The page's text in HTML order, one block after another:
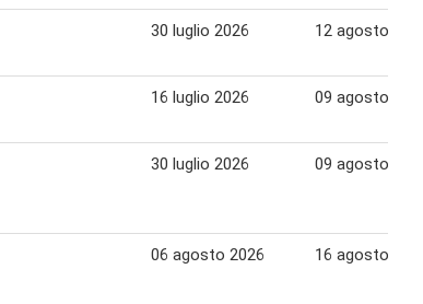
30 luglio 2026 12 agosto
16 luglio 2026 09 agosto
30 luglio 2026 09 agosto
06 agosto 2026 16 agosto